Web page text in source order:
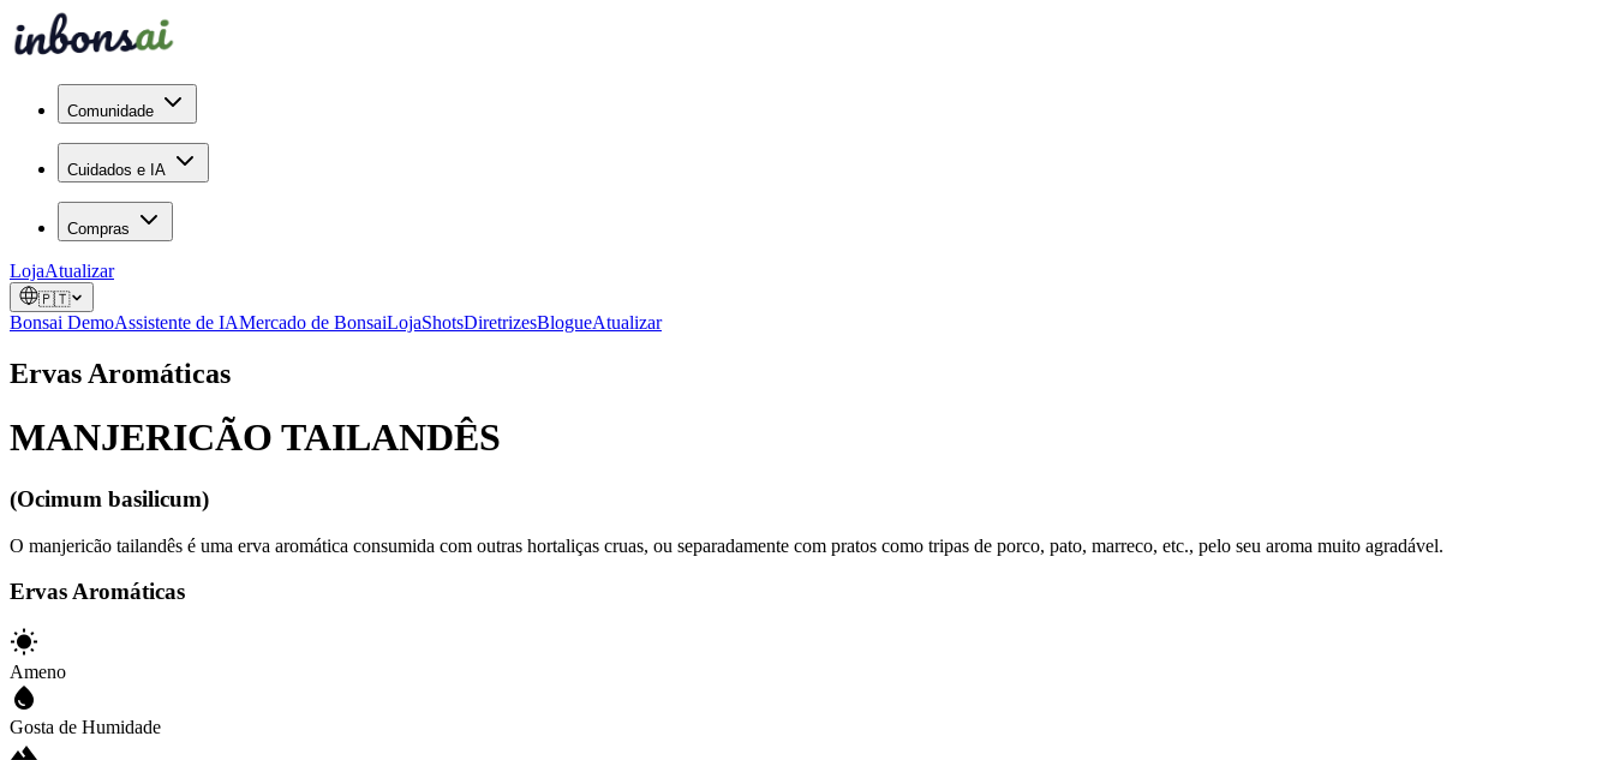
Comunidade
Cuidados e IA
Compras
LojaAtualizar
🇵🇹
Bonsai DemoAssistente de IAMercado de BonsaiLojaShotsDiretrizesBlogueAtualizar
Ervas Aromáticas
MANJERICÃO TAILANDÊS
(Ocimum basilicum)
O manjericão tailandês é uma erva aromática consumida com outras hortaliças cruas, ou separadamente com pratos como tripas de porco, pato, marreco, etc., pelo seu aroma muito agradável.
Ervas Aromáticas
Ameno
Gosta de Humidade